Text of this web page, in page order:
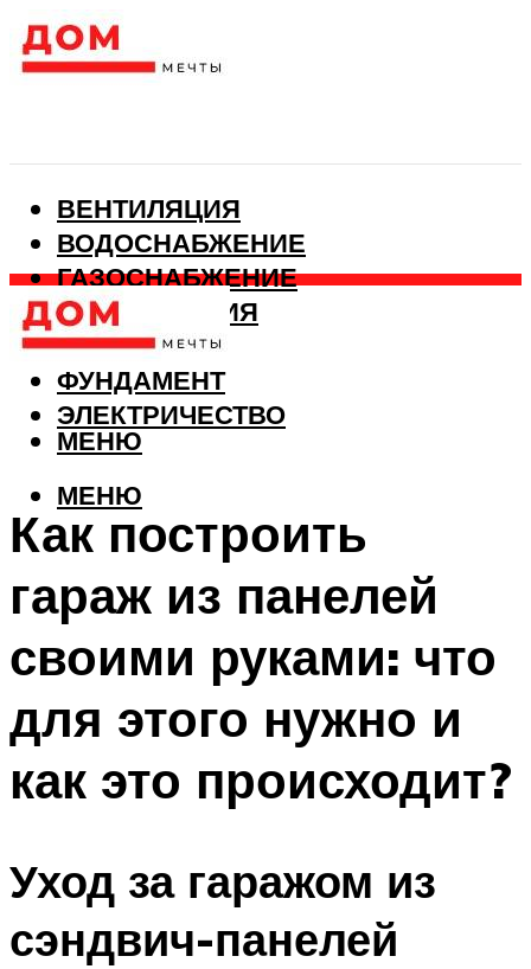
ВЕНТИЛЯЦИЯ
ВОДОСНАБЖЕНИЕ
ГАЗОСНАБЖЕНИЕ
КАНАЛИЗАЦИЯ
ОТОПЛЕНИЕ
ФУНДАМЕНТ
ЭЛЕКТРИЧЕСТВО
МЕНЮ
МЕНЮ
Как построить
гараж из панелей
своими руками: что
для этого нужно и
как это происходит?
Уход за гаражом из
сэндвич-панелей